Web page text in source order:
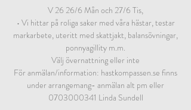
V 26 26/6 Mån och 27/6 Tis,
• Vi hittar på roliga saker med våra hästar, testar
markarbete, uteritt med skattjakt, balansövningar,
ponnyagillity m.m.
Välj övernattning eller inte
För anmälan/information: hastkompassen.se finns
under arrangemang- anmälan alt pm eller
0703000341 Linda Sundell